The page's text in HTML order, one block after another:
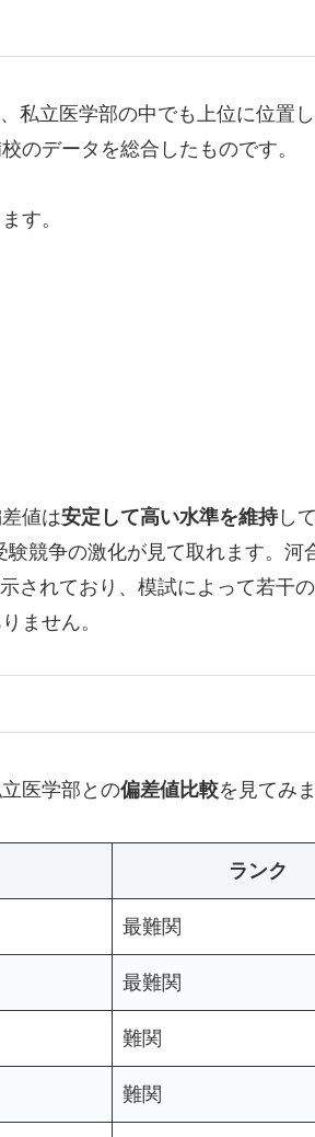
私立医学部の中でも上位に位置
のデータを総合したものです。
す。
値は安定して高い水準を維持し
競争の激化が見て取れます。河
されており、模試によって若干
ません。
医学部との偏差値比較を見てみ
ランク
最難関
最難関
難関
難関